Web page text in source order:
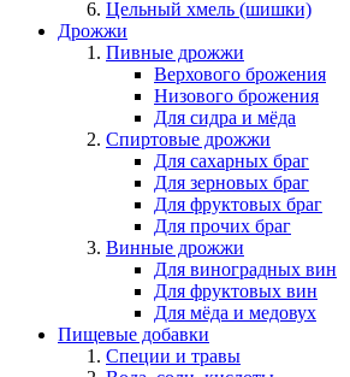
Цельный хмель (шишки)
Дрожжи
Пивные дрожжи
Верхового брожения
Низового брожения
Для сидра и мёда
Спиртовые дрожжи
Для сахарных браг
Для зерновых браг
Для фруктовых браг
Для прочих браг
Винные дрожжи
Для виноградных вин
Для фруктовых вин
Для мёда и медовух
Пищевые добавки
Специи и травы